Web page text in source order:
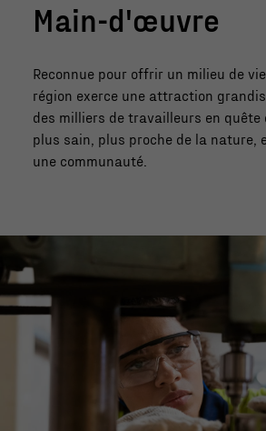
Main-d'œuvre
Reconnue pour offrir un milieu de
région exerce une attraction
des milliers de travailleurs en quête
plus sain, plus proche de la nature,
une communauté.